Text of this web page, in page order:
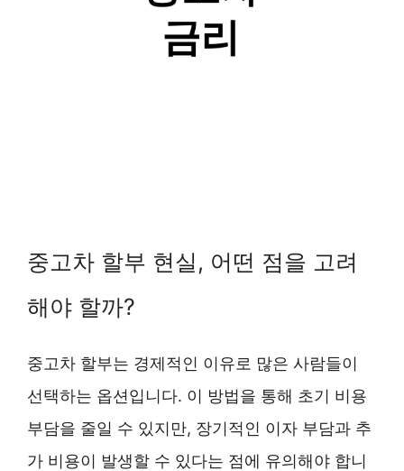
중고차 할부 현실, 어떤 점을 고려
해야 할까?
중고차 할부는 경제적인 이유로 많은 사람들이
선택하는 옵션입니다. 이 방법을 통해 초기 비용
부담을 줄일 수 있지만, 장기적인 이자 부담과 추
가 비용이 발생할 수 있다는 점에 유의해야 합니